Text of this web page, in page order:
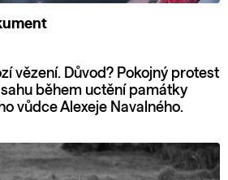
vězení. Důvod? Pokojný protest
během uctění památky
vůdce Alexeje Navalného.